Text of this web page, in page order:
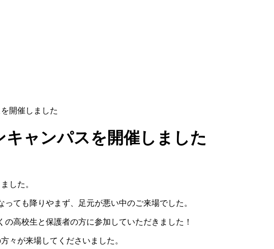
開催しました
ャンパスを開催しました
した。
ても降りやまず、足元が悪い中のご来場でした。
高校生と保護者の方に参加していただきました！
々が来場してくださいました。